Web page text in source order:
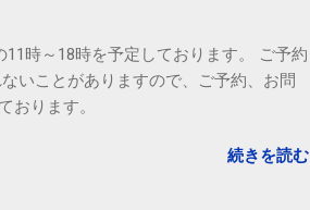
時～18時を予定しております。 ご予約
いことがありますので、ご予約、お問
おります。
続きを読む